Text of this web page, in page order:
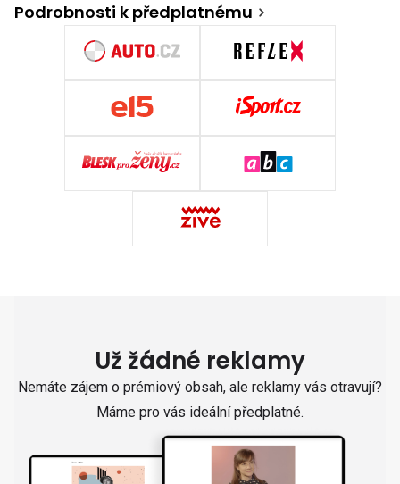
Podrobnosti k předplatnému
Už žádné reklamy
Nemáte zájem o prémiový obsah, ale reklamy vás otravují?
Máme pro vás ideální předplatné.